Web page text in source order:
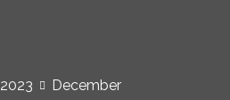
2023 December